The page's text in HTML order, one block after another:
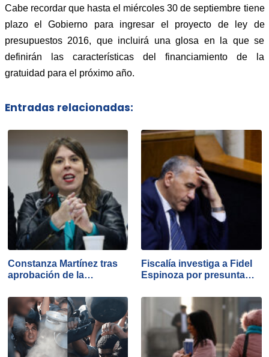
Cabe recordar que hasta el miércoles 30 de septiembre tiene
plazo el Gobierno para ingresar el proyecto de ley de
presupuestos 2016, que incluirá una glosa en la que se
definirán las características del financiamiento de la
gratuidad para el próximo año.
Entradas relacionadas:
Constanza Martínez tras
aprobación de la…
Fiscalía investiga a Fidel
Espinoza por presunta…